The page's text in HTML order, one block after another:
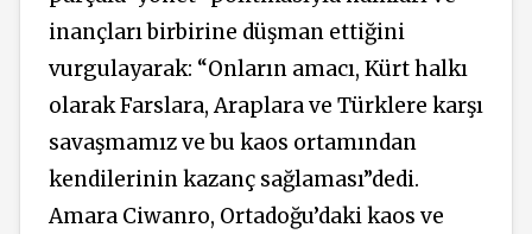
inançları birbirine düşman ettiğini
vurgulayarak: “Onların amacı, Kürt halkı
olarak Farslara, Araplara ve Türklere karşı
savaşmamız ve bu kaos ortamından
kendilerinin kazanç sağlaması”dedi.
Amara Ciwanro, Ortadoğu’daki kaos ve